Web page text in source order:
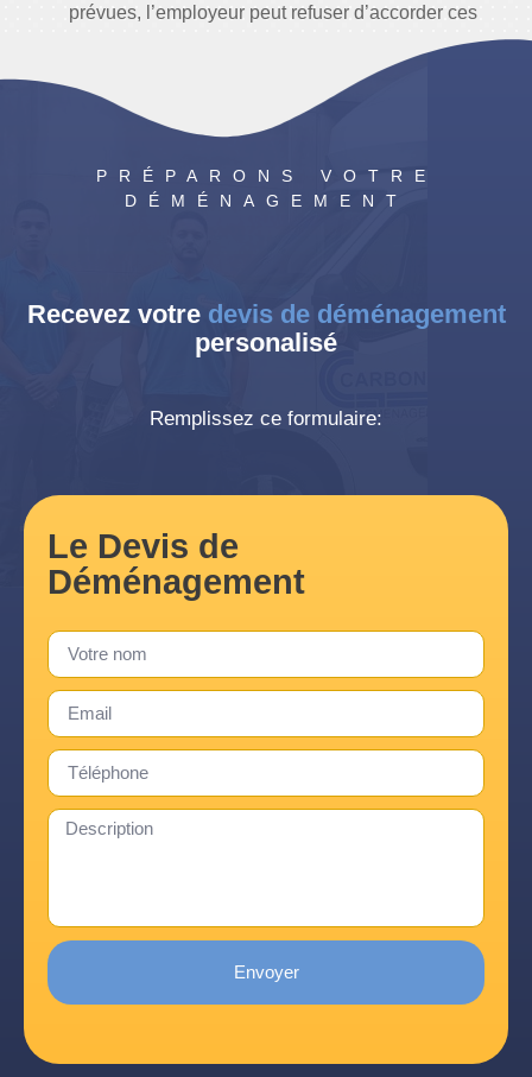
prévues, l’employeur peut refuser d’accorder ces
PRÉPARONS VOTRE
DÉMÉNAGEMENT
Recevez votre devis de déménagement
personalisé
Remplissez ce formulaire:
Le Devis de
Déménagement
Envoyer